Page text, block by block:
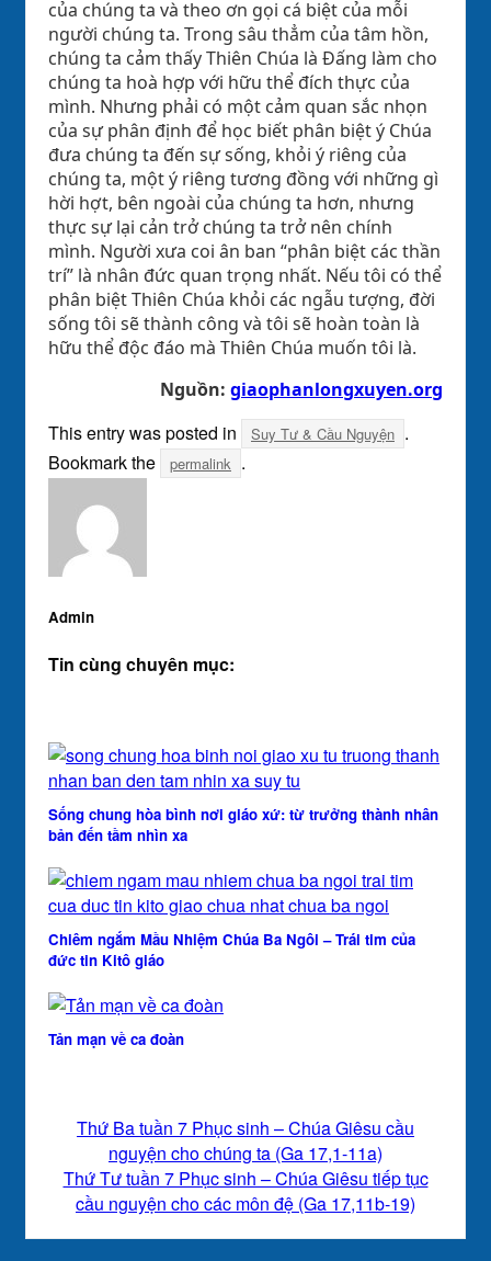
của chúng ta và theo ơn gọi cá biệt của mỗi
người chúng ta. Trong sâu thẳm của tâm hồn,
chúng ta cảm thấy Thiên Chúa là Đấng làm cho
chúng ta hoà hợp với hữu thể đích thực của
mình. Nhưng phải có một cảm quan sắc nhọn
của sự phân định để học biết phân biệt ý Chúa
đưa chúng ta đến sự sống, khỏi ý riêng của
chúng ta, một ý riêng tương đồng với những gì
hời hợt, bên ngoài của chúng ta hơn, nhưng
thực sự lại cản trở chúng ta trở nên chính
mình. Người xưa coi ân ban “phân biệt các thần
trí” là nhân đức quan trọng nhất. Nếu tôi có thể
phân biệt Thiên Chúa khỏi các ngẫu tượng, đời
sống tôi sẽ thành công và tôi sẽ hoàn toàn là
hữu thể độc đáo mà Thiên Chúa muốn tôi là.
Nguồn: giaophanlongxuyen.org
This entry was posted in Suy Tư & Cầu Nguyện .
Bookmark the
permalink .
Admin
Tin cùng chuyên mục:
Sống chung hòa bình nơi giáo xứ: từ trưởng thành nhân
bản đến tầm nhìn xa
Chiêm ngắm Mầu Nhiệm Chúa Ba Ngôi – Trái tim của
đức tin Kitô giáo
Tản mạn về ca đoàn
Thứ Ba tuần 7 Phục sinh – Chúa Giêsu cầu
nguyện cho chúng ta (Ga 17,1-11a)
Thứ Tư tuần 7 Phục sinh – Chúa Giêsu tiếp tục
cầu nguyện cho các môn đệ (Ga 17,11b-19)